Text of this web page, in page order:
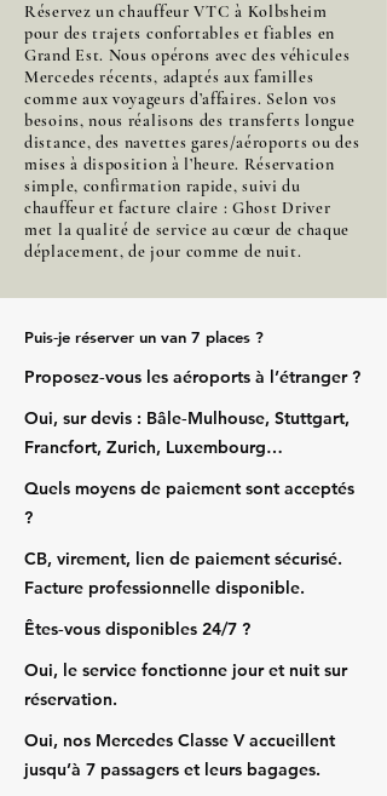
Réservez un chauffeur VTC à Kolbsheim
pour des trajets confortables et fiables en
Grand Est. Nous opérons avec des véhicules
Mercedes récents, adaptés aux familles
comme aux voyageurs d’affaires. Selon vos
besoins, nous réalisons des transferts longue
distance, des navettes gares/aéroports ou des
mises à disposition à l’heure. Réservation
simple, confirmation rapide, suivi du
chauffeur et facture claire : Ghost Driver
met la qualité de service au cœur de chaque
déplacement, de jour comme de nuit.
Puis‑je réserver un van 7 places ?
Proposez‑vous les aéroports à l’étranger ?
Oui, sur devis : Bâle‑Mulhouse, Stuttgart,
Francfort, Zurich, Luxembourg…
Quels moyens de paiement sont acceptés
?
CB, virement, lien de paiement sécurisé.
Facture professionnelle disponible.
Êtes‑vous disponibles 24/7 ?
Oui, le service fonctionne jour et nuit sur
réservation.
Oui, nos Mercedes Classe V accueillent
jusqu’à 7 passagers et leurs bagages.